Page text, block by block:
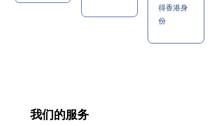
得香港身
份
我们的服务